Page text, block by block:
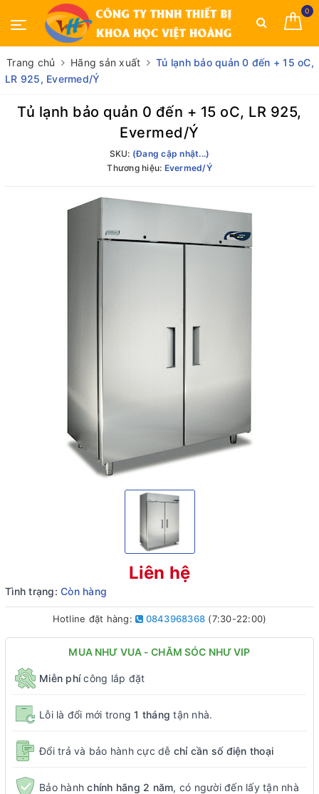
0
Trang chủ Hãng sản xuất
Tủ lạnh bảo quản 0 đến + 15 oC,
LR 925, Evermed/Ý
Tủ lạnh bảo quản 0 đến + 15 oC, LR 925,
Evermed/Ý
SKU: (Đang cập nhật...)
Thương hiệu: Evermed/Ý
Liên hệ
Tình trạng: Còn hàng
Hotline đặt hàng: 0843968368 (7:30-22:00)
MUA NHƯ VUA - CHĂM SÓC NHƯ VIP
Miễn phícông lắp đặt
Lỗi là đổi mới trong1 tháng tận nhà.
Đổi trả và bảo hành cực dễ chỉ cần số điện thoại
Bảo hànhchính hãng 2 năm, có người đến lấy tận nhà